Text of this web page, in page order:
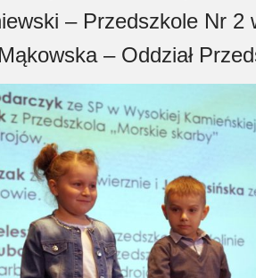
– Przedszkole Nr 2
– Oddział